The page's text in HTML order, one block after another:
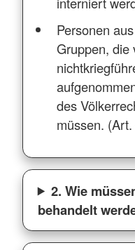
Personen
Gruppen, die
des
müssen.
2. Wie
behandelt